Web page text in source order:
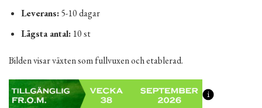
Leverans:5-10 dagar
Lägsta antal:10 st
Bilden visar växten som fullvuxen och etablerad.